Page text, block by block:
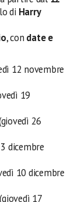
di Harry
, con date e
12 novembre
19
26
dicembre
10 dicembre
17